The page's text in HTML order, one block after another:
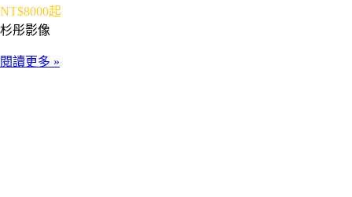
NT$8000起
杉彤影像
閱讀更多 »